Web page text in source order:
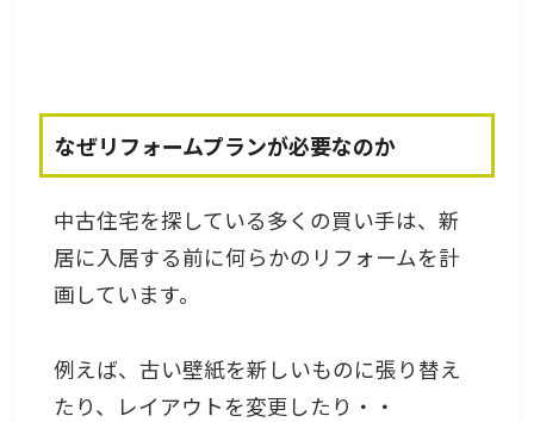
なぜリフォームプランが必要なのか
中古住宅を探している多くの買い手は、新
居に入居する前に何らかのリフォームを計
画しています。
例えば、古い壁紙を新しいものに張り替え
たり、レイアウトを変更したり・・